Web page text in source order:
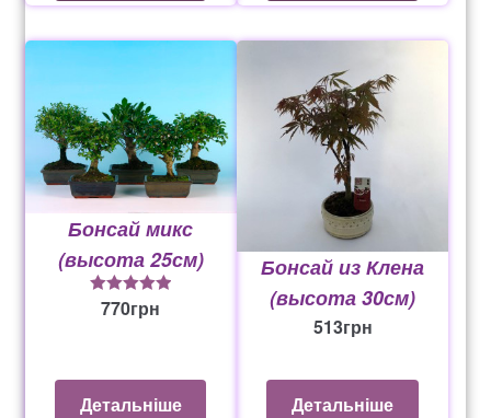
Бонсай микс
(высота 25см)
5из 5
770грн
Детальніше
Бонсай из Клена
(высота 30см)
513грн
Детальніше